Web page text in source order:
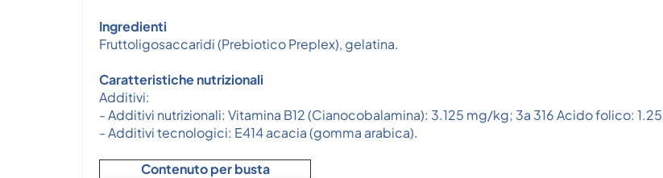
Ingredienti
Fruttoligosaccaridi (Prebiotico Preplex), gelatina.
Caratteristiche nutrizionali
Additivi:
- Additivi nutrizionali: Vitamina B12 (Cianocobalamina): 3.125 mg/kg; 3a 316 Acido folico:
- Additivi tecnologici: E414 acacia (gomma arabica).
Contenuto per busta